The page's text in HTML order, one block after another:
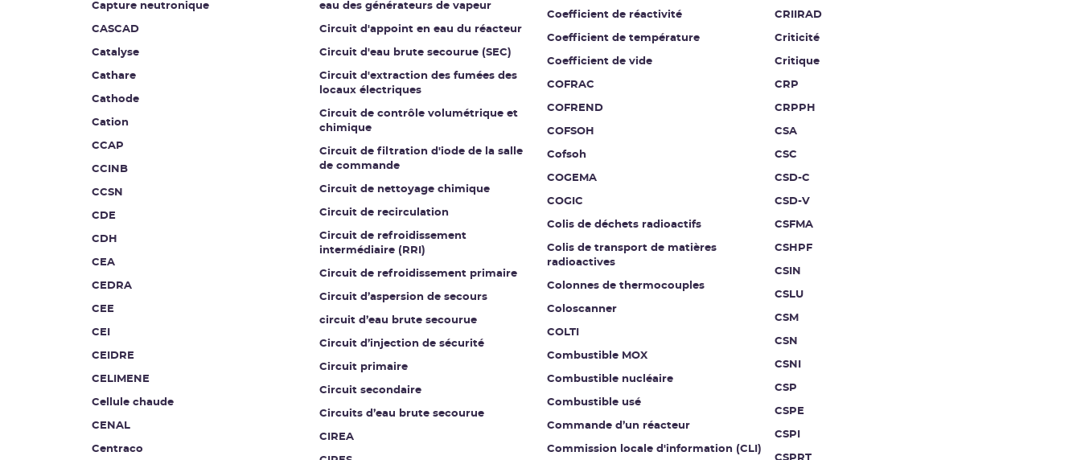
Capture neutronique
CASCAD
Catalyse
Cathare
Cathode
Cation
CCAP
CCINB
CCSN
CDE
CDH
CEA
CEDRA
CEE
CEI
CEIDRE
CELIMENE
Cellule chaude
CENAL
Centraco
eau des générateurs de vapeur
Circuit d'appoint en eau du réacteur
Circuit d'eau brute secourue (SEC)
Circuit d'extraction des fumées des
locaux électriques
Circuit de contrôle volumétrique et
chimique
Circuit de filtration d'iode de la salle
de commande
Circuit de nettoyage chimique
Circuit de recirculation
Circuit de refroidissement
intermédiaire (RRI)
Circuit de refroidissement primaire
Circuit d’aspersion de secours
circuit d’eau brute secourue
Circuit d’injection de sécurité
Circuit primaire
Circuit secondaire
Circuits d’eau brute secourue
CIREA
Coefficient de réactivité
Coefficient de température
Coefficient de vide
COFRAC
COFREND
COFSOH
Cofsoh
COGEMA
COGIC
Colis de déchets radioactifs
Colis de transport de matières
radioactives
Colonnes de thermocouples
Coloscanner
COLTI
Combustible MOX
Combustible nucléaire
Combustible usé
Commande d’un réacteur
Commission locale d'information (CLI)
CRIIRAD
Criticité
Critique
CRP
CRPPH
CSA
CSC
CSD-C
CSD-V
CSFMA
CSHPF
CSIN
CSLU
CSM
CSN
CSNI
CSP
CSPE
CSPI